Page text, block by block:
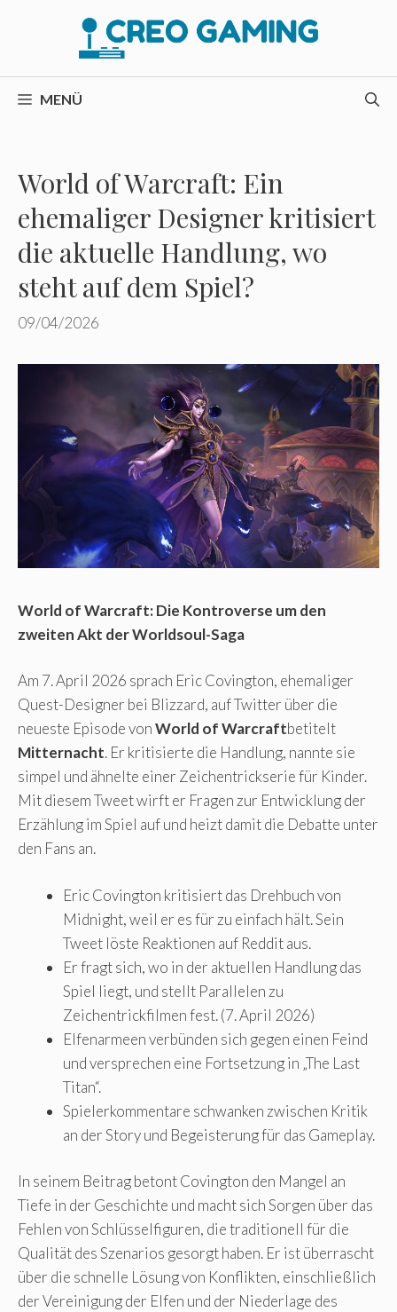
MENÜ
World of Warcraft: Ein
ehemaliger Designer kritisiert
die aktuelle Handlung, wo
steht auf dem Spiel?
09/04/2026
World of Warcraft: Die Kontroverse um den
zweiten Akt der Worldsoul-Saga
Am 7. April 2026 sprach Eric Covington, ehemaliger
Quest-Designer bei Blizzard, auf Twitter über die
neueste Episode vonWorld of Warcraftbetitelt
Mitternacht. Er kritisierte die Handlung, nannte sie
simpel und ähnelte einer Zeichentrickserie für Kinder.
Mit diesem Tweet wirft er Fragen zur Entwicklung der
Erzählung im Spiel auf und heizt damit die Debatte unter
den Fans an.
Eric Covington kritisiert das Drehbuch von
Midnight, weil er es für zu einfach hält. Sein
Tweet löste Reaktionen auf Reddit aus.
Er fragt sich, wo in der aktuellen Handlung das
Spiel liegt, und stellt Parallelen zu
Zeichentrickfilmen fest. (7. April 2026)
Elfenarmeen verbünden sich gegen einen Feind
und versprechen eine Fortsetzung in „The Last
Titan“.
Spielerkommentare schwanken zwischen Kritik
an der Story und Begeisterung für das Gameplay.
In seinem Beitrag betont Covington den Mangel an
Tiefe in der Geschichte und macht sich Sorgen über das
Fehlen von Schlüsselfiguren, die traditionell für die
Qualität des Szenarios gesorgt haben. Er ist überrascht
über die schnelle Lösung von Konflikten, einschließlich
der Vereinigung der Elfen und der Niederlage des